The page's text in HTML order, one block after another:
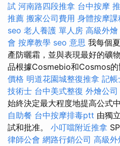
試 河南路四段推拿 台中按摩
推薦 搬家公司費用 身體按摩課
seo 老人養護 單人房 高級外燴
會 按摩教學 seo 意思 我每個
產防曬霜，並與表現最好的礦
品根據Cosmebio和Cosmos的
價格 明道花園城整復推拿 記
技術士 台中美式整復 外燴公司
始終決定最大程度地提高公式
自助餐 台中按摩排毒ptt 由獨
試和批准。 小叮噹附近推拿
律師公會 網路行銷公司 高級外